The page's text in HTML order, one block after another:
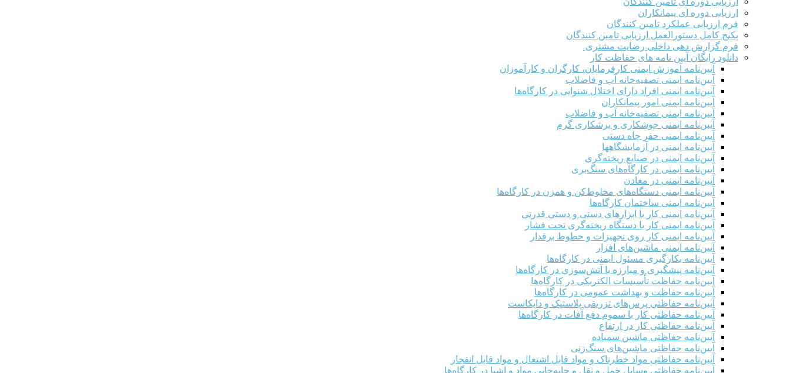
ارزیابی دوره ای پیمانکاران
فرم ارزيابی عملکرد تامین کنندگان
پکیج کامل دستورالعمل ارزیابی تامین کنندگان
فرم گزارش دهی داخلی رضایت مشتری
دانلود رایگان آیین نامه های حفاظت کار
آیین‌نامه آموزش ایمنی کارفرمایان، کارگران و کارآموزان
آیین‌نامه ایمنی تصفیه‌خانه آب و فاضلاب
آیین‌نامه ایمنی افراد دارای اختلال شنوایی در کارگاه‌ها
آیین‌نامه ایمنی امور پیمانکاران
آیین‌نامه ایمنی تصفیه‌خانه آب و فاضلاب
آیین‌نامه ایمنی جوشکاری و برشکاری گرم
آیین‌نامه ایمنی حفر چاه دستی
آیین‌نامه ایمنی در آزمایشگاهها
آیین‌نامه ایمنی در صنایع ریخته‌گری
آیین‌نامه ایمنی در کارگاه‌های سنگ‌بری
آیین‌نامه ایمنی در معادن
آیین‌نامه ایمنی دستگاه‌های مخلوط‌کن و همزن در کارگاه‌ها
آیین‌نامه ایمنی ساختمان کارگاه‌ها
آیین‌نامه ایمنی کار با ابزارهای دستی و دستی قدرتی
آیین‌نامه ایمنی کار با دستگاه ریخته‌گری تحت فشار
آیین‌نامه ایمنی کار روی تجهیزات و خطوط برقدار
آیین‌نامه ایمنی ماشین‌های افزار
آیین‌نامه بکارگیری مسئول ایمنی در کارگاه‌ها
آیین‌نامه پیشگیری و مبارزه با آتش‌سوزی در کارگاه‌ها
آیین‌نامه حفاظت تأسیسات الکتریکی در کارگاه‌ها
آیین‌نامه حفاظت و بهداشت عمومی در کارگاه‌ها
آیین‌نامه حفاظتی پرس‌های تزریقی پلاستیک و دایکاست
آیین‌نامه حفاظتی کار با سموم دفع آفات در کارگاه‌ها
آیین‌نامه حفاظتی کار در ارتفاع
آیین‌نامه حفاظتی ماشین سمباده
آیین‌نامه حفاظتی ماشین‌های سنگ‌زنی
آیین‌نامه حفاظتی مواد خطرناک و مواد قابل اشتعال و مواد قابل انفجار
آیین‌نامه حفاظتی وسایل حمل و نقل و جابه‌جایی مواد و اشیا در کارگاه‌ها